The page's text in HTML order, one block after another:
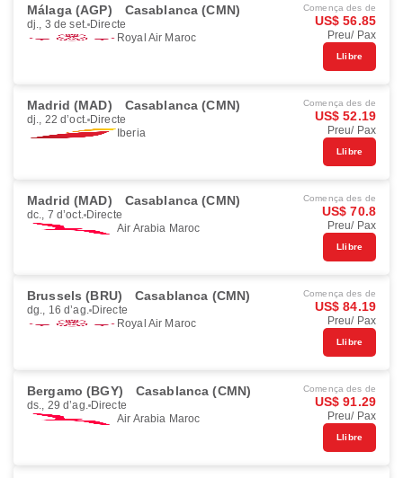
Málaga (AGP) Casablanca (CMN)
dj., 3 de set. Directe
Royal Air Maroc
Comença des de
US$ 56.85
Preu/ Pax
Llibre
Madrid (MAD) Casablanca (CMN)
dj., 22 d’oct. Directe
Iberia
Comença des de
US$ 52.19
Preu/ Pax
Llibre
Madrid (MAD) Casablanca (CMN)
dc., 7 d’oct. Directe
Air Arabia Maroc
Comença des de
US$ 70.8
Preu/ Pax
Llibre
Brussels (BRU) Casablanca (CMN)
dg., 16 d’ag. Directe
Royal Air Maroc
Comença des de
US$ 84.19
Preu/ Pax
Llibre
Bergamo (BGY) Casablanca (CMN)
ds., 29 d’ag. Directe
Air Arabia Maroc
Comença des de
US$ 91.29
Preu/ Pax
Llibre